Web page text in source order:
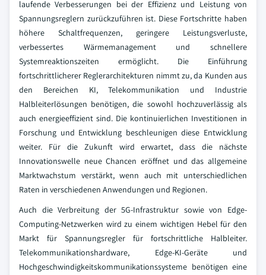
laufende Verbesserungen bei der Effizienz und Leistung von
Spannungsreglern zurückzuführen ist. Diese Fortschritte haben
höhere Schaltfrequenzen, geringere Leistungsverluste,
verbessertes Wärmemanagement und schnellere
Systemreaktionszeiten ermöglicht. Die Einführung
fortschrittlicherer Reglerarchitekturen nimmt zu, da Kunden aus
den Bereichen KI, Telekommunikation und Industrie
Halbleiterlösungen benötigen, die sowohl hochzuverlässig als
auch energieeffizient sind. Die kontinuierlichen Investitionen in
Forschung und Entwicklung beschleunigen diese Entwicklung
weiter. Für die Zukunft wird erwartet, dass die nächste
Innovationswelle neue Chancen eröffnet und das allgemeine
Marktwachstum verstärkt, wenn auch mit unterschiedlichen
Raten in verschiedenen Anwendungen und Regionen.
Auch die Verbreitung der 5G-Infrastruktur sowie von Edge-
Computing-Netzwerken wird zu einem wichtigen Hebel für den
Markt für Spannungsregler für fortschrittliche Halbleiter.
Telekommunikationshardware, Edge-KI-Geräte und
Hochgeschwindigkeitskommunikationssysteme benötigen eine